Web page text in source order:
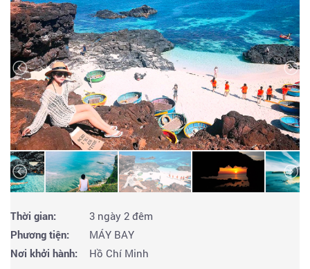
Thời gian:
3 ngày 2 đêm
Phương tiện:
MÁY BAY
Nơi khởi hành:
Hồ Chí Minh